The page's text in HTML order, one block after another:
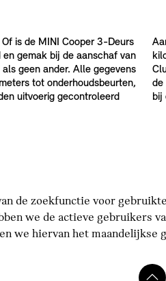
is de MINI Cooper 3-Deurs
gemak bij de aanschaf van
geen ander. Alle gegevens
tot onderhoudsbeurten,
uitvoerig gecontroleerd
de
bij
de zoekfunctie voor
we de actieve gebruikers
we hiervan het maandelijkse